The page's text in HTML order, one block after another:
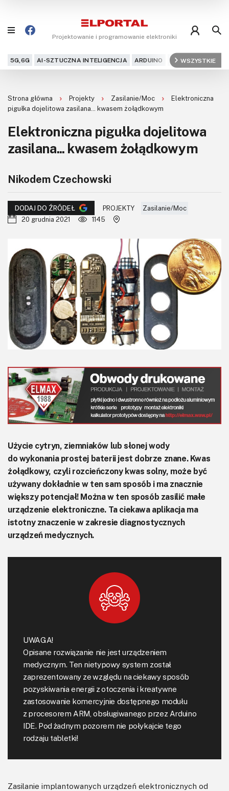
Projektowanie i programowanie elektroniki
5G,6G AI-SZTUCZNA INTELIGENCJA ARDUINO ARM AUDIO
WSZYSTKIE
Projekty
Kursy
DIY+
Czytelnia
Dla Ciebie
Kontakt
Newsletter
Magazyny
Archiwum
Strona główna Projekty Zasilanie/Moc
Elektroniczna
pigułka dojelitowa zasilana... kwasem żołądkowym
Elektroniczna pigułka dojelitowa
zasilana... kwasem żołądkowym
Nikodem Czechowski
DODAJ DO ŹRÓDEŁ PROJEKTY
Zasilanie/Moc
20 grudnia 2021
1145
Użycie cytryn, ziemniaków lub słonej wody
do wykonania prostej baterii jest dobrze znane. Kwas
żołądkowy, czyli rozcieńczony kwas solny, może być
używany dokładnie w ten sam sposób i ma znacznie
większy potencjał! Można w ten sposób zasilić małe
urządzenie elektroniczne. Ta ciekawa aplikacja ma
istotny znaczenie w zakresie diagnostycznych
urządzeń medycznych.
UWAGA!
Opisane rozwiązanie nie jest urządzeniem
medycznym. Ten nietypowy system został
zaprezentowany ze względu na ciekawy sposób
pozyskiwania energii z otoczenia i kreatywne
zastosowanie komercyjnie dostępnego modułu
z procesorem ARM, obsługiwanego przez Arduino
IDE. Pod żadnym pozorem nie połykajcie tego
rodzaju tabletki!
Zasilanie implantowanych urządzeń elektronicznych od